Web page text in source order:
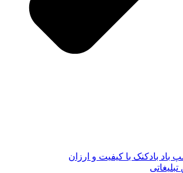
باد بادکنک با کیفیت و ارزان
تبلیغاتی